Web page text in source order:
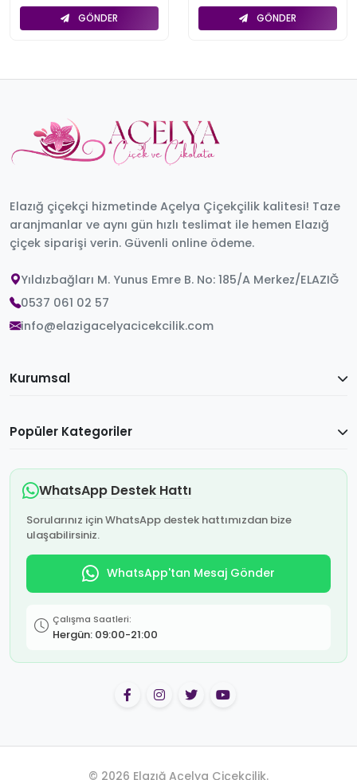
GÖNDER GÖNDER
Elazığ çiçekçi hizmetinde Açelya Çiçekçilik kalitesi! Taze
aranjmanlar ve aynı gün hızlı teslimat ile hemen Elazığ
çiçek siparişi verin. Güvenli online ödeme.
Yıldızbağları M. Yunus Emre B. No: 185/A Merkez/ELAZIĞ
0537 061 02 57
info@elazigacelyacicekcilik.com
Kurumsal
Popüler Kategoriler
WhatsApp Destek Hattı
Sorularınız için WhatsApp destek hattımızdan bize
ulaşabilirsiniz.
WhatsApp'tan Mesaj Gönder
Çalışma Saatleri:
Hergün: 09:00-21:00
© 2026 Elazığ Açelya Çiçekçilik.